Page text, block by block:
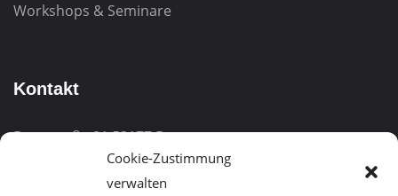
Cookie-Zustimmung
verwalten
Workshops & Seminare
Kontakt
Burgstraße 8153177 Bonn
0228 – 323005-0